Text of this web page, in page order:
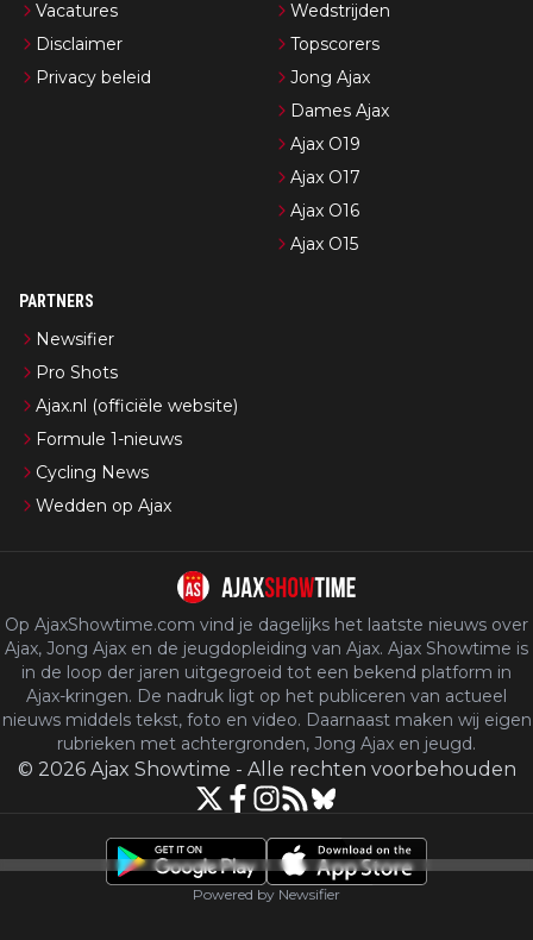
Vacatures
Disclaimer
Privacy beleid
Wedstrijden
Topscorers
Jong Ajax
Dames Ajax
Ajax O19
Ajax O17
Ajax O16
Ajax O15
PARTNERS
Newsifier
Pro Shots
Ajax.nl (officiële website)
Formule 1-nieuws
Cycling News
Wedden op Ajax
Op AjaxShowtime.com vind je dagelijks het laatste nieuws over
Ajax, Jong Ajax en de jeugdopleiding van Ajax. Ajax Showtime is
in de loop der jaren uitgegroeid tot een bekend platform in
Ajax-kringen. De nadruk ligt op het publiceren van actueel
nieuws middels tekst, foto en video. Daarnaast maken wij eigen
rubrieken met achtergronden, Jong Ajax en jeugd.
© 2026 Ajax Showtime - Alle rechten voorbehouden
Powered by Newsifier